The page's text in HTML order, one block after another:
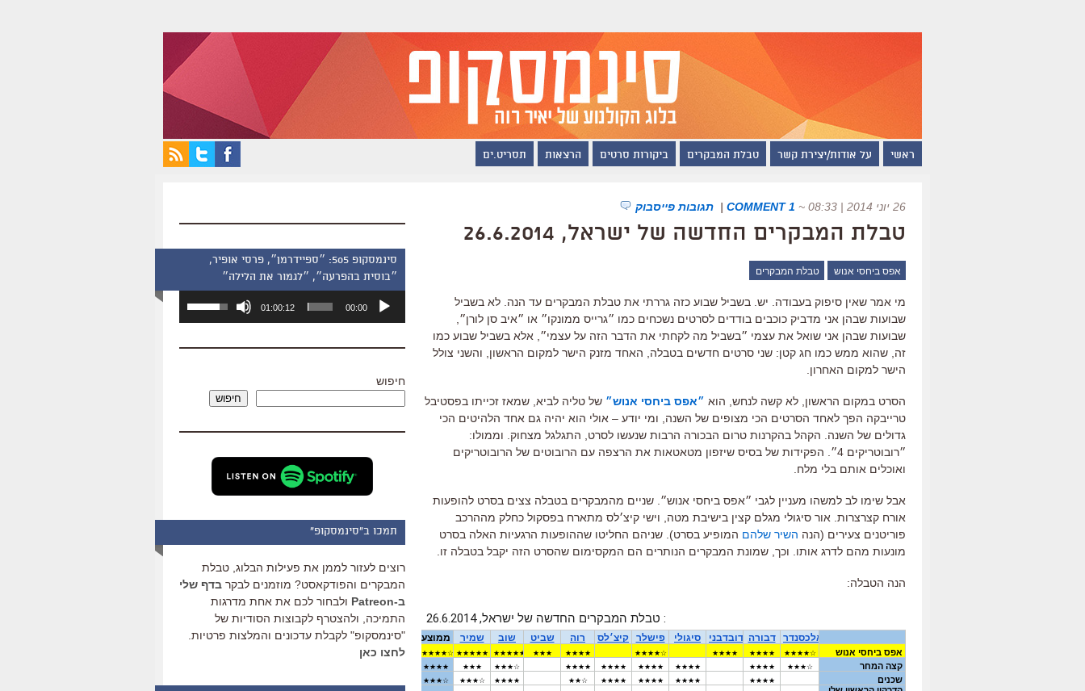
ראשי על אודות/יצירת קשר טבלת המבקרים ביקורות סרטים הרצאות תסריט.ים
26 יוני 2014 | 08:33 ~
1 COMMENT
| תגובות פייסבוק
טבלת המבקרים החדשה של ישראל, 26.6.2014
אפס ביחסי אנוש טבלת המבקרים
מי אמר שאין סיפוק בעבודה. יש. בשביל שבוע כזה גררתי את טבלת המבקרים עד הנה. לא בשביל
שבועות שבהן אני מדביק כוכבים בודדים לסרטים נשכחים כמו ״גרייס ממונקו״ או ״איב סן לורן״,
שבועות שבהן אני שואל את עצמי ״בשביל מה לקחתי את הדבר הזה על עצמי״, אלא בשביל שבוע כמו
זה, שהוא ממש כמו חג קטן: שני סרטים חדשים בטבלה, האחד מזנק הישר למקום הראשון, והשני צולל
הישר למקום האחרון.
הסרט במקום הראשון, לא קשה לנחש, הוא ״אפס ביחסי אנוש״ של טליה לביא, שמאז זכייתו בפסטיבל
טרייבקה הפך לאחד הסרטים הכי מצופים של השנה, ומי יודע – אולי הוא יהיה גם אחד הלהיטים הכי
גדולים של השנה. הקהל בהקרנות טרום הבכורה הרבות שנעשו לסרט, התגלגל מצחוק. וממולו:
״רובוטריקים 4״. הפקידות של בסיס שיזפון מטאטאות את הרצפה עם הרובוטים של הרובוטריקים
ואוכלים אותם בלי מלח.
אבל שימו לב למשהו מעניין לגבי ״אפס ביחסי אנוש״. שניים מהמבקרים בטבלה צצים בסרט להופעות
אורח קצרצרות. אור סיגולי מגלם קצין בישיבת מטה, וישי קיצ׳לס מתארח בפסקול כחלק מההרכב
פוריטנים צעירים (הנה השיר שלהם המופיע בסרט). שניהם החליטו שההופעות הרגעיות האלה בסרט
מונעות מהם לדרג אותו. וכך, שמונת המבקרים הנותרים הם המקסימום שהסרט הזה יקבל בטבלה זו.
הנה הטבלה:
סינמסקופ 505: ״ספיידרמן״, פרסי אופיר,
״בוסית בהפרעה״, ״לגמור את הלילה״
אודיו
00:00
01:00:12
השתמש
כדי
שמע.
חיפוש
חיפוש
תמכו ב"סינמסקופ"
רוצים לעזור לממן את פעילות הבלוג, טבלת
המבקרים והפודקאסט? מוזמנים לבקר בדף שלי
ב-Patreon
ולבחור לכם את אחת מדרגות
התמיכה, ולהצטרף לקבוצות הסודיות של
"סינמסקופ" לקבלת עדכונים והמלצות פרטיות.
לחצו כאן